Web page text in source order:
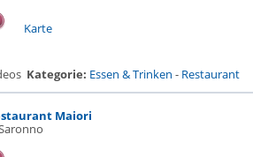
Karte
Kategorie: Essen & Trinken - Restaurant
Maiori